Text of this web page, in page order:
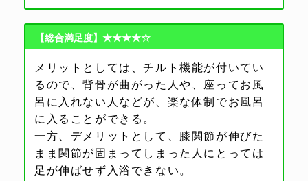
【総合満足度】★★★★☆
メリットとしては、チルト機能が付いてい
るので、背骨が曲がった人や、座ってお風
呂に入れない人などが、楽な体制でお風呂
に入ることができる。
一方、デメリットとして、膝関節が伸びた
まま関節が固まってしまった人にとっては
足が伸ばせず入浴できない。